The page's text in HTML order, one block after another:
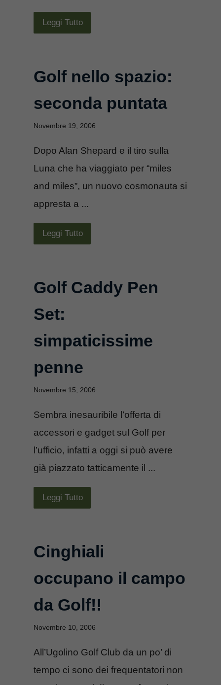
Leggi Tutto
Golf nello spazio:
seconda puntata
Novembre 19, 2006
Dopo Alan Shepard e il tiro sulla
Luna che ha viaggiato per “miles
and miles”, un nuovo cosmonauta si
appresta a ...
Leggi Tutto
Golf Caddy Pen
Set:
simpaticissime
penne
Novembre 15, 2006
Sembra inesauribile l’offerta di
accessori e gadget sul Golf per
l’ufficio, infatti a oggi si può avere
già piazzato tatticamente il ...
Leggi Tutto
Cinghiali
occupano il campo
da Golf!!
Novembre 10, 2006
All’Ugolino Golf Club da un po’ di
tempo ci sono dei frequentatori non